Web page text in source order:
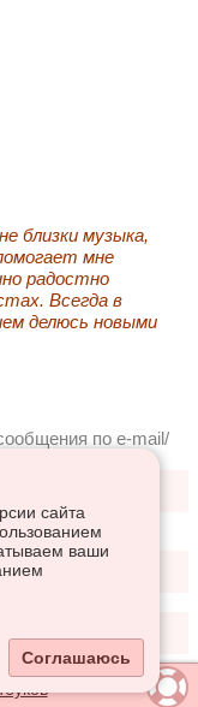
близки музыка,
мне
радостно
Всегда в
делюсь новыми
по e-mail/
сайта
ваши
Соглашаюсь